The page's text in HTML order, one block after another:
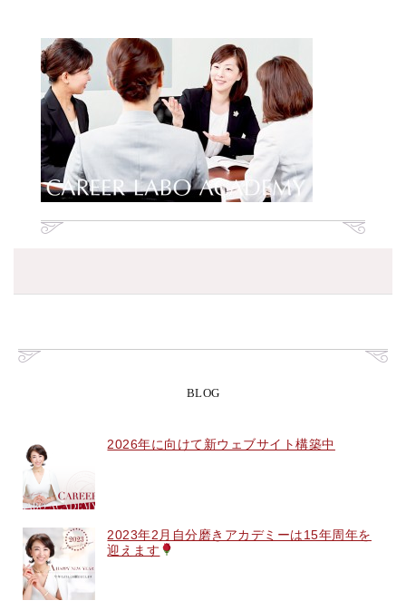
BLOG
2026年に向けて新ウェブサイト構築中
2023年2月自分磨きアカデミーは15年周年を
迎えます